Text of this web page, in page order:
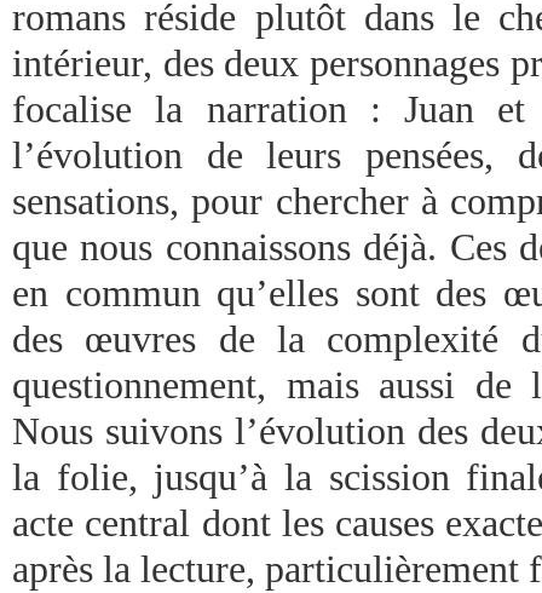
romans réside plutôt dans le
intérieur, des deux personnages
focalise la narration : Juan et
l’évolution de leurs
sensations, pour chercher à
que nous connaissons déjà. Ces
en commun qu’elles sont des
des œuvres de la complexité
questionnement, mais aussi
Nous suivons l’évolution des
la folie, jusqu’à la scission
acte central dont les causes
après la lecture, particulièrement